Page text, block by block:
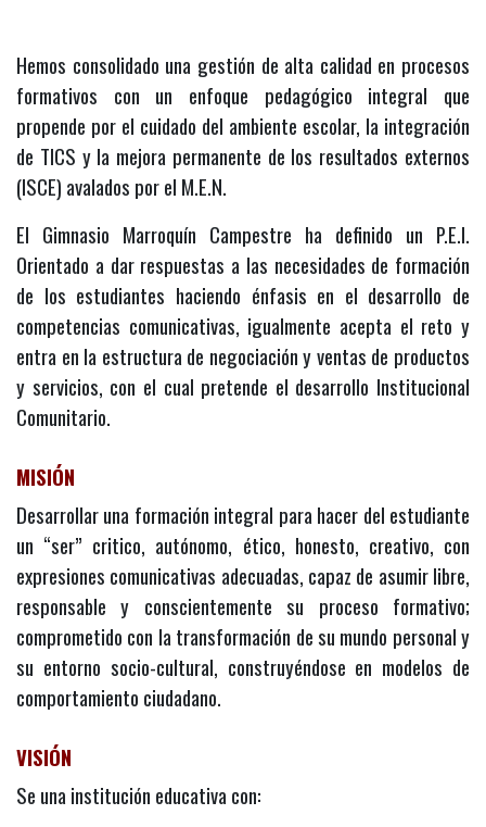
Hemos consolidado una gestión de alta calidad en procesos
formativos con un enfoque pedagógico integral que
propende por el cuidado del ambiente escolar, la integración
de TICS y la mejora permanente de los resultados externos
(ISCE) avalados por el M.E.N.
El Gimnasio Marroquín Campestre ha definido un P.E.I.
Orientado a dar respuestas a las necesidades de formación
de los estudiantes haciendo énfasis en el desarrollo de
competencias comunicativas, igualmente acepta el reto y
entra en la estructura de negociación y ventas de productos
y servicios, con el cual pretende el desarrollo Institucional
Comunitario.
MISIÓN
Desarrollar una formación integral para hacer del estudiante
un “ser” critico, autónomo, ético, honesto, creativo, con
expresiones comunicativas adecuadas, capaz de asumir libre,
responsable y conscientemente su proceso formativo;
comprometido con la transformación de su mundo personal y
su entorno socio-cultural, construyéndose en modelos de
comportamiento ciudadano.
VISIÓN
Se una institución educativa con: